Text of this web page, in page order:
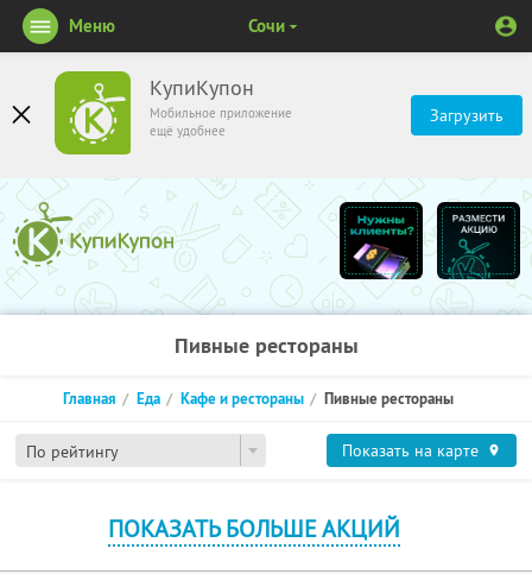
КупиКупон
Мобильное приложение
ещё удобнее
Загрузить
Меню Сочи
Пивные рестораны
По рейтингу
Главная Еда Кафе и рестораны Пивные рестораны
Показать на карте
ПОКАЗАТЬ БОЛЬШЕ АКЦИЙ